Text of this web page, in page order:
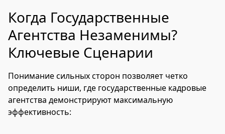
Когда Государственные
Агентства Незаменимы?
Ключевые Сценарии
Понимание сильных сторон позволяет четко
определить ниши, где государственные кадровые
агентства демонстрируют максимальную
эффективность: